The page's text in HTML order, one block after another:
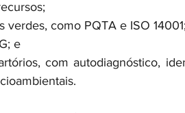
como PQTA e ISO
e
com autodiagnóstico,